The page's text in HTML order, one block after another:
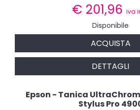
€ 201,96 iva
Disponibile
ACQUISTA
DETTAGLI
Epson - Tanica
Stylus Pro